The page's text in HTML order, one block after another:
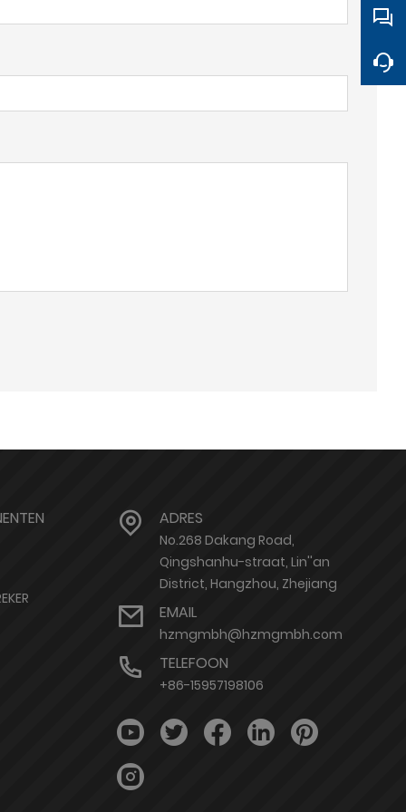
ADRES
No.268 Dakang Road,
Qingshanhu-straat, Lin''an
District, Hangzhou, Zhejiang
EMAIL
hzmgmbh@hzmgmbh.com
TELEFOON
+86-15957198106